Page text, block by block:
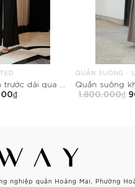
QUẦN SUÔNG -
1.800.000₫
nghiệp quận Hoàng Mai, Phường